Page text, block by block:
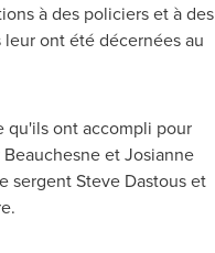
à des policiers et à des
ont été décernées au
qu'ils ont accompli pour
etJosianne
sergentSteve Dastouset